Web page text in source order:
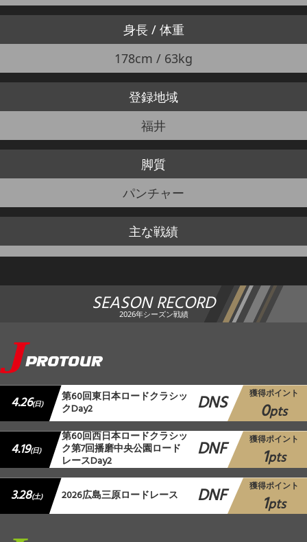
身長 / 体重
178cm / 63kg
登録地域
福井
脚質
パンチャー
主な戦績
SEASON RECORD
2026年シーズン戦績
4.26(日) 第60回東日本ロードクラシッ
クDay2 DNS 獲得ポイント
0pts
4.19(日)
第60回西日本ロードクラシッ
ク第7回播磨中央公園ロード
レースDay2 DNF 獲得ポイント
1pts
3.28(土) 2026広島三原ロードレース DNF 獲得ポイント
1pts